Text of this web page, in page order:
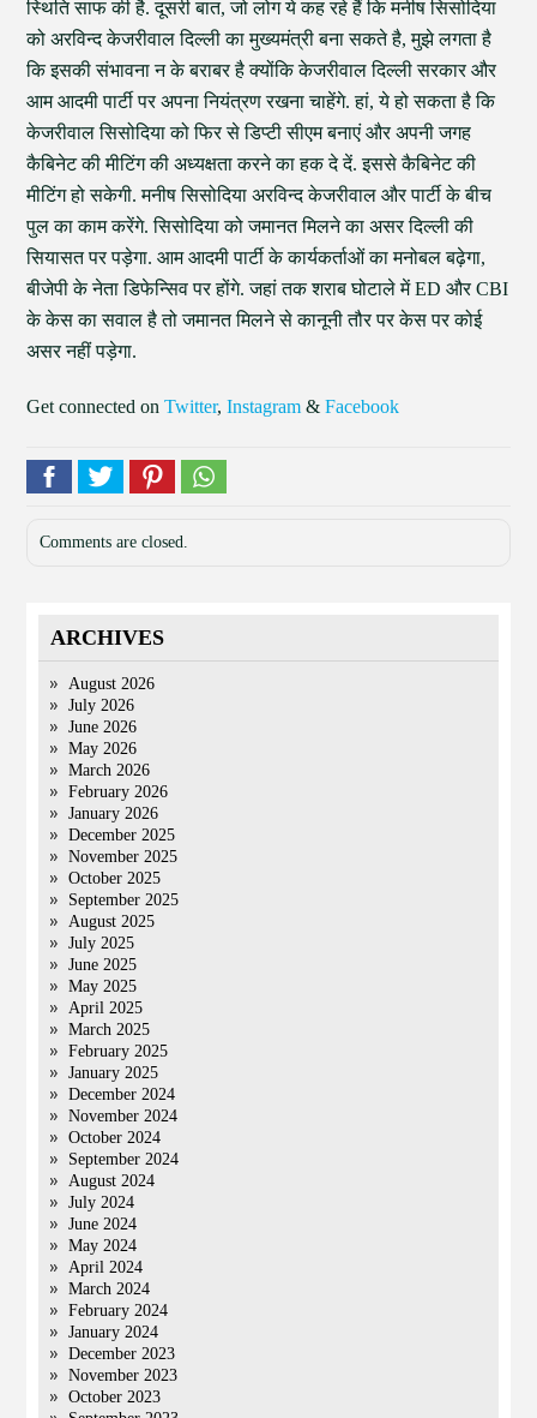
स्थिति साफ की है. दूसरी बात, जो लोग ये कह रहे हैं कि मनीष सिसोदिया
को अरविन्द केजरीवाल दिल्ली का मुख्यमंत्री बना सकते है, मुझे लगता है
कि इसकी संभावना न के बराबर है क्योंकि केजरीवाल दिल्ली सरकार और
आम आदमी पार्टी पर अपना नियंत्रण रखना चाहेंगे. हां, ये हो सकता है कि
केजरीवाल सिसोदिया को फिर से डिप्टी सीएम बनाएं और अपनी जगह
कैबिनेट की मीटिंग की अध्यक्षता करने का हक दे दें. इससे कैबिनेट की
मीटिंग हो सकेगी. मनीष सिसोदिया अरविन्द केजरीवाल और पार्टी के बीच
पुल का काम करेंगे. सिसोदिया को जमानत मिलने का असर दिल्ली की
सियासत पर पड़ेगा. आम आदमी पार्टी के कार्यकर्ताओं का मनोबल बढ़ेगा,
बीजेपी के नेता डिफेन्सिव पर होंगे. जहां तक शराब घोटाले में ED और CBI
के केस का सवाल है तो जमानत मिलने से कानूनी तौर पर केस पर कोई
असर नहीं पड़ेगा.
Get connected onTwitter,Instagram &Facebook
Comments are closed.
ARCHIVES
August 2026
July 2026
June 2026
May 2026
March 2026
February 2026
January 2026
December 2025
November 2025
October 2025
September 2025
August 2025
July 2025
June 2025
May 2025
April 2025
March 2025
February 2025
January 2025
December 2024
November 2024
October 2024
September 2024
August 2024
July 2024
June 2024
May 2024
April 2024
March 2024
February 2024
January 2024
December 2023
November 2023
October 2023